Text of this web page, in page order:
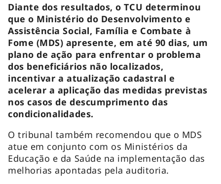
Diante dos resultados, o TCU determinou
que o Ministério do Desenvolvimento e
Assistência Social, Família e Combate à
Fome (MDS) apresente, em até 90 dias, um
plano de ação para enfrentar o problema
dos beneficiários não localizados,
incentivar a atualização cadastral e
acelerar a aplicação das medidas previstas
nos casos de descumprimento das
condicionalidades.
O tribunal também recomendou que o MDS
atue em conjunto com os Ministérios da
Educação e da Saúde na implementação das
melhorias apontadas pela auditoria.